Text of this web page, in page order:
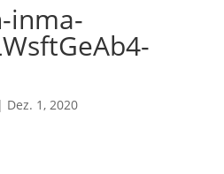
inma-
| Dez. 1, 2020